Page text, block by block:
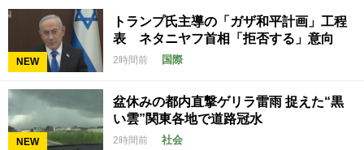
NEW
トランプ氏主導の「ガザ和平計画」工程
表 ネタニヤフ首相「拒否する」意向
2時間前 国際
NEW
盆休みの都内直撃ゲリラ雷雨 捉えた“黒
い雲”関東各地で道路冠水
2時間前 社会